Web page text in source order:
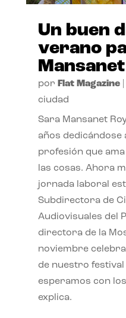
Un buen
verano
Mansanet
por Flat Magazine|
ciudad
Sara Mansanet
años dedicándose
profesión que
las cosas. Ahora
jornada laboral
Subdirectora de
Audiovisuales del
directora de la
noviembre
de nuestro festival
esperamos con
explica.